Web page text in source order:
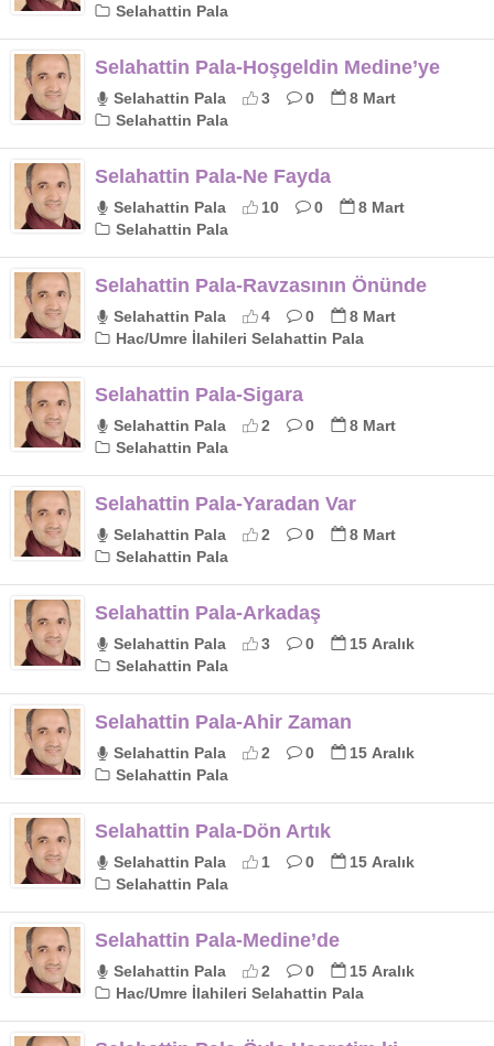
Selahattin Pala
Selahattin Pala-Hoşgeldin Medine’ye
Selahattin Pala 3 0
8 Mart
Selahattin Pala
Selahattin Pala-Ne Fayda
Selahattin Pala 10 0
8 Mart
Selahattin Pala
Selahattin Pala-Ravzasının Önünde
Selahattin Pala 4 0
8 Mart
Hac/Umre İlahileri Selahattin Pala
Selahattin Pala-Sigara
Selahattin Pala 2 0
8 Mart
Selahattin Pala
Selahattin Pala-Yaradan Var
Selahattin Pala 2 0
8 Mart
Selahattin Pala
Selahattin Pala-Arkadaş
Selahattin Pala 3 0
15 Aralık
Selahattin Pala
Selahattin Pala-Ahir Zaman
Selahattin Pala 2 0
15 Aralık
Selahattin Pala
Selahattin Pala-Dön Artık
Selahattin Pala 1 0
15 Aralık
Selahattin Pala
Selahattin Pala-Medine’de
Selahattin Pala 2 0
15 Aralık
Hac/Umre İlahileri Selahattin Pala